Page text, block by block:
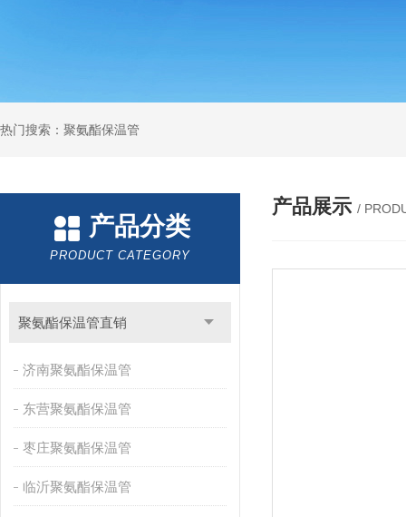
热门搜索：聚氨酯保温管
产品分类
PRODUCT CATEGORY
聚氨酯保温管直销
济南聚氨酯保温管
东营聚氨酯保温管
枣庄聚氨酯保温管
临沂聚氨酯保温管
产品展示 /